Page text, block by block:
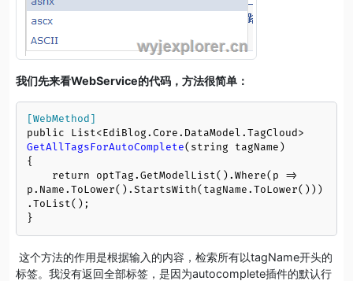
我们先来看WebService的代码，方法很简单：
[WebMethod]
public List<EdiBlog.Core.DataModel.TagCloud
GetAllTagsForAutoComplete(string tagName)
{
    return optTag
.GetModelList().Where(p =>
p.Name.ToLower().StartsWith(tagName.ToLower()))
.ToList();
}
这个方法的作用是根据输入的内容，检索所有以tagName开头的
标签。我没有返回全部标签，是因为autocomplete插件的默认行